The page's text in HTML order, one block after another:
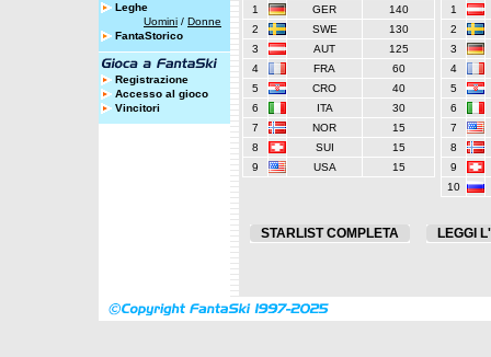
Leghe
Uomini / Donne
FantaStorico
Registrazione
Accesso al gioco
Vincitori
1
GER
140
2
SWE
130
3
AUT
125
4
FRA
60
5
CRO
40
6
ITA
30
7
NOR
15
8
SUI
15
9
USA 15
1
2
3
4
5
6
7
8
9
10
STARLIST COMPLETA LEGGI